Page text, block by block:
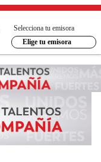
Selecciona tu emisora
Elige tu emisora